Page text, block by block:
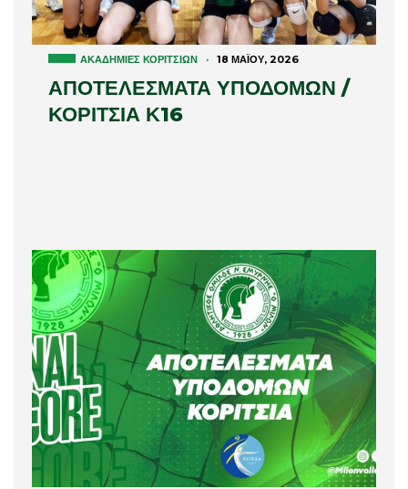
ΑΚΑΔΗΜΊΕΣ ΚΟΡΙΤΣΙΏΝ · 18 ΜΑΪ́ΟΥ, 2026
ΑΠΟΤΕΛΕΣΜΑΤΑ ΥΠΟΔΟΜΩΝ /
ΚΟΡΙΤΣΙΑ Κ16